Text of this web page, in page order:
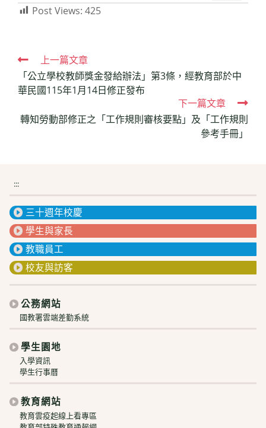
Post Views: 425
Read
more
articles
上一篇文章
「公立學校教師獎金發給辦法」第3條，經教育部於中
華民國115年1月14日修正發布
下一篇文章
轉知勞動部修正之「工作規則審核要點」及「工作規則
參考手冊」
:::
三十週年校慶
學生與家長
教職員工
校友與訪客
公務網站
國教署雲端差勤系統
學生園地
入學資訊
學生行事曆
教育網站
教育雲疫起線上看專區